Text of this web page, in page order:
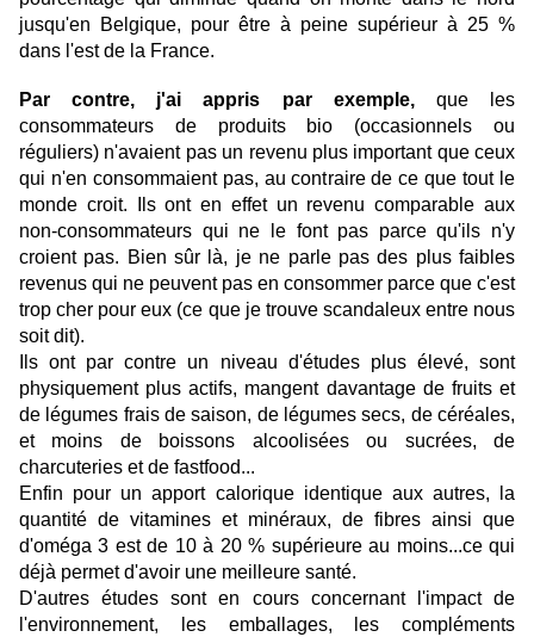
jusqu'en Belgique, pour être à peine supérieur à 25 %
dans l'est de la France.
Par contre, j'ai appris par exemple,que les
consommateurs de produits bio (occasionnels ou
réguliers) n'avaient pas un revenu plus important que ceux
qui n'en consommaient pas, au contraire de ce que tout le
monde croit. Ils ont en effet un revenu comparable aux
non-consommateurs qui ne le font pas parce qu'ils n'y
croient pas. Bien sûr là, je ne parle pas des plus faibles
revenus qui ne peuvent pas en consommer parce que c'est
trop cher pour eux (ce que je trouve scandaleux entre nous
soit dit).
Ils ont par contre un niveau d'études plus élevé, sont
physiquement plus actifs, mangent davantage de fruits et
de légumes frais de saison, de légumes secs, de céréales,
et moins de boissons alcoolisées ou sucrées, de
charcuteries et de fastfood...
Enfin pour un apport calorique identique aux autres, la
quantité de vitamines et minéraux, de fibres ainsi que
d'oméga 3 est de 10 à 20 % supérieure au moins...ce qui
déjà permet d'avoir une meilleure santé.
D'autres études sont en cours concernant l'impact de
l'environnement, les emballages, les compléments